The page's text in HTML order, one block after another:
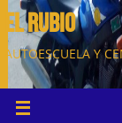
EL RUBIO
AUTOESCUELA Y